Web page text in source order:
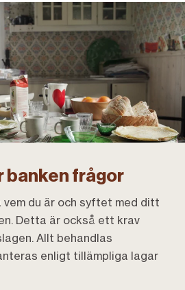
banken frågor
vem du är och syftet med ditt
Detta är också ett krav
Allt behandlas
enligt tillämpliga lagar